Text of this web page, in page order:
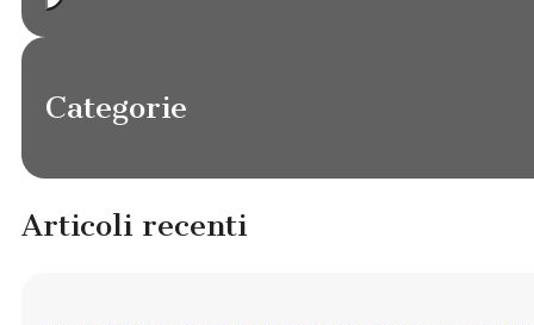
Categorie
Articoli recenti